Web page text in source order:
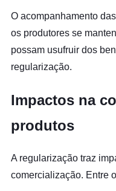
O acompanhamento
os produtores se
possam usufruir dos
regularização.
Impactos na
produtos
A regularização traz
comercialização. Entre